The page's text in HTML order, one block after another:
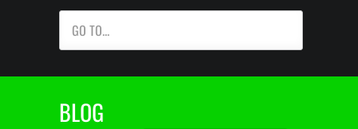
GO TO...
BLOG